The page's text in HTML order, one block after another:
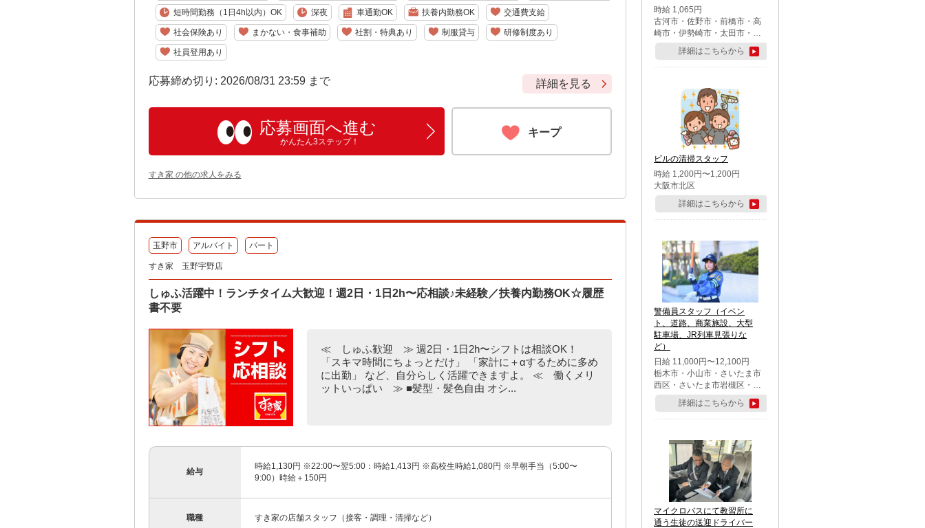
短時間勤務（1日4h以内）OK 深夜 車通勤OK 扶養内勤務OK 交通費支給
社会保険あり まかない・食事補助 社割・特典あり 制服貸与 研修制度あり
社員登用あり
応募締め切り: 2026/08/31 23:59 まで 詳細を見る
応募画面へ進む
かんたん3ステップ！
キープ
すき家 の他の求人をみる
玉野市 アルバイト パート
すき家 玉野宇野店
しゅふ活躍中！ランチタイム大歓迎！週2日・1日2h〜応相談♪未経験／扶養内勤務OK☆履歴
書不要
≪ しゅふ歓迎 ≫ 週2日・1日2h〜シフトは相談OK！
「スキマ時間にちょっとだけ」 「家計に＋αするために多め
に出勤」 など、自分らしく活躍できますよ。 ≪ 働くメリ
ットいっぱい ≫ ■髪型・髪色自由 オシ...
給与
時給1,130円 ※22:00〜翌5:00：時給1,413円 ※高校生時給1,080円 ※早朝手当（5:00〜
9:00）時給＋150円
職種 すき家の店舗スタッフ（接客・調理・清掃など）
時給 1,065円
古河市・佐野市・前橋市・高
崎市・伊勢崎市・太田市・館
林市・藤岡市・大泉町・さい
たま市北区・川越市・熊谷
市・行田市・秩父市・所沢
市・鶴ケ島市・千葉市中央
区・市川市・松戸市・習志野
市・柏市・流山市・八千代
市・足立区・江戸川区・八王
子市・町田市
詳細はこちらから
ビルの清掃スタッフ
時給 1,200円〜1,200円
大阪市北区
詳細はこちらから
警備員スタッフ（イベン
ト、道路、商業施設、大型
駐車場、JR列車見張りな
ど）
日給 11,000円〜12,100円
栃木市・小山市・さいたま市
西区・さいたま市岩槻区・久
喜市・蓮田市
詳細はこちらから
マイクロバスにて教習所に
通う生徒の送迎ドライバー